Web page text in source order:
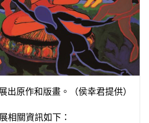
出原作和版畫。（侯幸君提供）
相關資訊如下：